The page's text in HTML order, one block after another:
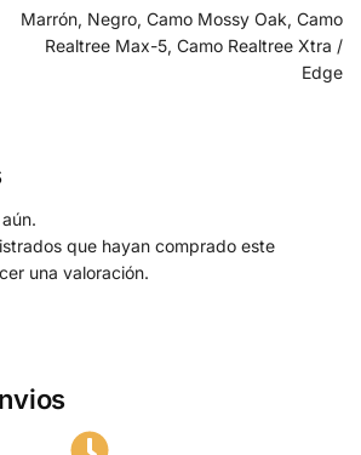
Marrón, Negro, Camo Mossy Oak, Camo
Realtree Max-5, Camo Realtree Xtra /
Edge
que hayan comprado este
una valoración.